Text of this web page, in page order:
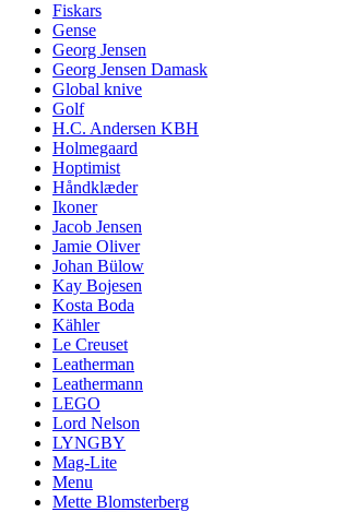
Fiskars
Gense
Georg Jensen
Georg Jensen Damask
Global knive
Golf
H.C. Andersen KBH
Holmegaard
Hoptimist
Håndklæder
Ikoner
Jacob Jensen
Jamie Oliver
Johan Bülow
Kay Bojesen
Kosta Boda
Kähler
Le Creuset
Leatherman
Leathermann
LEGO
Lord Nelson
LYNGBY
Mag-Lite
Menu
Mette Blomsterberg